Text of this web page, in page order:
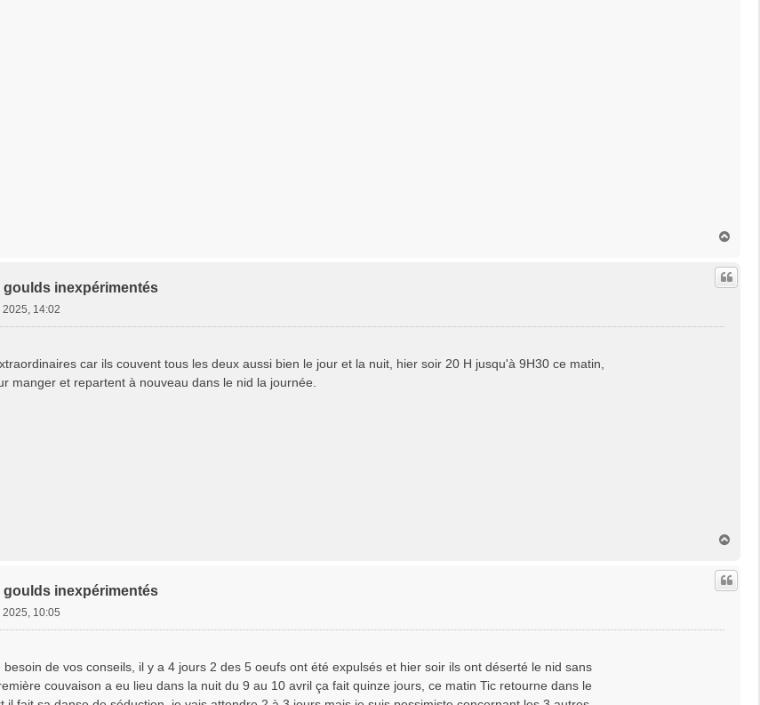
u
inexpérimentés
2025, 14:02
car ils couvent tous les deux aussi bien le jour et la nuit, hier soir 20 H jusqu'à 9H30 ce matin,
manger et repartent à nouveau dans le nid la journée.
u
inexpérimentés
2025, 10:05
de vos conseils, il y a 4 jours 2 des 5 oeufs ont été expulsés et hier soir ils ont déserté le nid sans
couvaison a eu lieu dans la nuit du 9 au 10 avril ça fait quinze jours, ce matin Tic retourne dans le